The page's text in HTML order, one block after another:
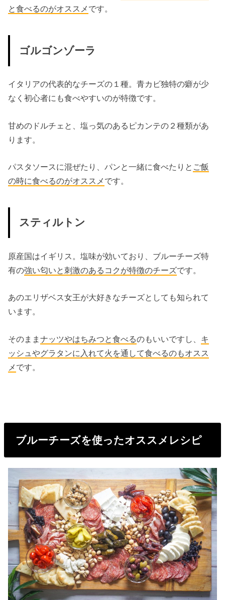
と食べるのがオススメ です。
ゴルゴンゾーラ
イタリアの代表的なチーズの１種。青カビ独特の癖が少
なく初心者にも食べやすいのが特徴です。
甘めのドルチェと、塩っ気のあるピカンテの２種類があ
ります。
パスタソースに混ぜたり、パンと一緒に食べたりと ご飯
の時に食べるのがオススメ です。
スティルトン
原産国はイギリス。塩味が効いており、ブルーチーズ特
有の強い匂いと刺激のあるコクが特徴のチーズです。
あのエリザベス女王が大好きなチーズとしても知られて
います。
そのままナッツやはちみつと食べるのもいいですし、 キ
ッシュやグラタンに入れて火を通して食べるのもオスス
メ です。
ブルーチーズを使ったオススメレシピ